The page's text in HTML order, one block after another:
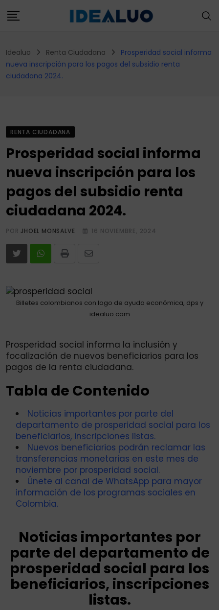
to
Idealuo Renta Ciudadana
Prosperidad social informa
nueva inscripción para los pagos del subsidio renta
ciudadana 2024.
RENTA CIUDADANA
Prosperidad social informa
nueva inscripción para los
pagos del subsidio renta
ciudadana 2024.
PORJHOEL MONSALVE 16 NOVIEMBRE, 2024
Print
Share
Billetes colombianos con logo de ayuda económica, dps y
idealuo.com
Prosperidad social informa la inclusión y
focalización de nuevos beneficiarios para los
pagos de la renta ciudadana.
Tabla de Contenido
Noticias importantes por parte del
departamento de prosperidad social para los
beneficiarios, inscripciones listas.
Nuevos beneficiarios podrán reclamar las
transferencias monetarias en este mes de
noviembre por prosperidad social.
Únete al canal de WhatsApp para mayor
información de los programas sociales en
Colombia.
Noticias importantes por
parte del departamento de
prosperidad social para los
beneficiarios, inscripciones
listas.